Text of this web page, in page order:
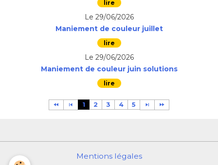
Le 29/06/2026
Maniement de couleur juillet
Le 29/06/2026
Maniement de couleur juin solutions
1 2 3 4 5
Mentions légales